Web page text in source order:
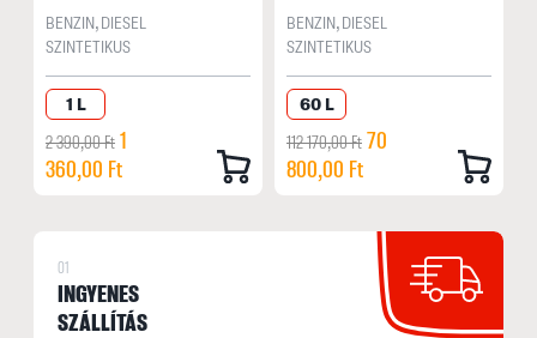
BENZIN, DIESEL
SZINTETIKUS
1 L
2 390,00 Ft 1
360,00 Ft
BENZIN, DIESEL
SZINTETIKUS
60 L
112 170,00 Ft 70
800,00 Ft
01
INGYENES
SZÁLLÍTÁS